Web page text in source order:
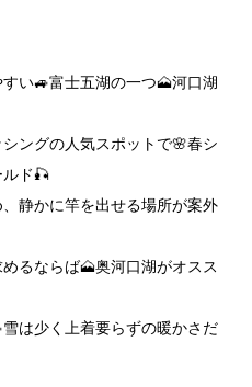
い🚙富士五湖の一つ🗻河口湖
ングの人気スポットで🌸春シ
ド🎣
静かに竿を出せる場所が案外
るならば🗻奥河口湖がオスス
は少く上着要らずの暖かさだ